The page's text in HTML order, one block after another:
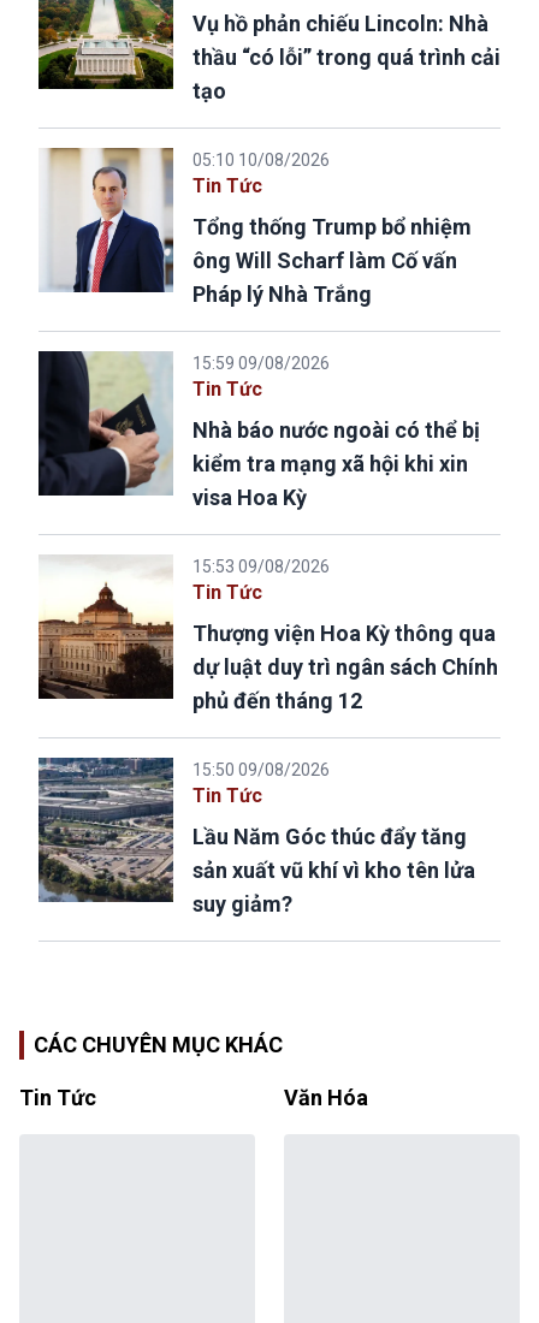
Vụ hồ phản chiếu Lincoln: Nhà
thầu “có lỗi” trong quá trình cải
tạo
05:10 10/08/2026
Tin Tức
Tổng thống Trump bổ nhiệm
ông Will Scharf làm Cố vấn
Pháp lý Nhà Trắng
15:59 09/08/2026
Tin Tức
Nhà báo nước ngoài có thể bị
kiểm tra mạng xã hội khi xin
visa Hoa Kỳ
15:53 09/08/2026
Tin Tức
Thượng viện Hoa Kỳ thông qua
dự luật duy trì ngân sách Chính
phủ đến tháng 12
15:50 09/08/2026
Tin Tức
Lầu Năm Góc thúc đẩy tăng
sản xuất vũ khí vì kho tên lửa
suy giảm?
CÁC CHUYÊN MỤC KHÁC
Tin Tức Văn Hóa